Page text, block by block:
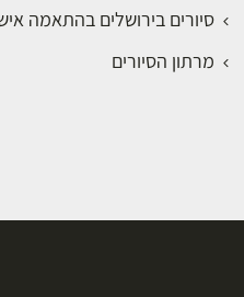
סיורים בירושלים בהתאמה
מרתון הסיורים